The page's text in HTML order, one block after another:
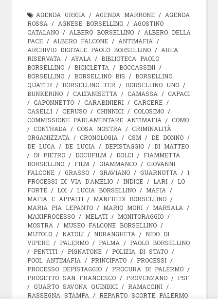
AGENDA GRIGIA / AGENDA MARRONE/ AGENDA
ROSSA / AGNESE BORSELLINO/ AGOSTINO
CATALANO/ ALBERO BORSELLINO/ ALBERO DELLA
PACE/ ALBERO FALCONE/ ANTIMAFIA /
ARCHIVIO DIGITALE PAOLO BORSELLINO/ AREA
RISERVATA / AYALA / BIBLIOTECA PAOLO
BORSELLINO/ BICICLETTA / BOCCASSINI/
BORSELLINO/ BORSELLINO BIS / BORSELLINO
QUATER / BORSELLINO TER / BORSELLINO UNO/
BUNKERINO/ CALTANISETTA / CAMASSA / CAPACI
/ CAPONNETTO/ CARABINIERI/ CARCERE/
CASELLI/ CERUSO/ CHINNICI/ COLOSIMO/
COMMISSIONE PARLAMENTARE ANTIMAFIA / COMO
/ CONTRADA / COSA NOSTRA / CRIMINALITÀ
ORGANIZZATA / CRONOLOGIA / CSM/ DE DONNO/
DE LUCA / DE LUCIA / DEPISTAGGIO/ DI MATTEO
/ DI PIETRO/ DOCUFILM/ DOLCI/ FIAMMETTA
BORSELLINO/ FILM/ GIAMMANCO/ GIOVANNI
FALCONE/ GRASSO/ GRAVIANO/ GUARNOTTA / I
PROCESSI DI VIA D'AMELIO/ INDICE/ LARI/ LO
FORTE/ LOI/ LUCIA BORSELLINO/ MAFIA /
MAFIA E APPALTI/ MANFREDI BORSELLINO/
MARIA PIA LEPANTO/ MARIO MORI/ MARSALA /
MAXIPROCESSO/ MELATI/ MONITORAGGIO/
MOSTRA / MUSEO FALCONE BORSELLINO/
MUTOLO/ NATOLI/ NDRANGHETA / NIDO DI
VIPERE/ PALERMO/ PALMA / PAOLO BORSELLINO
/ PENTITI/ PIGNATONE/ POLIZIA DI STATO/
POOL ANTIMAFIA / PRINCIPATO/ PROCESSI/
PROCESSO DEPISTAGGIO/ PROCURA DI PALERMO/
PROGETTO SAN FRANCESCO/ PROVENZANO/ PSF
/ QUARTO SAVONA QUINDICI/ RAMACCINI/
RASSEGNA STAMPA / REPARTO SCORTE PALERMO